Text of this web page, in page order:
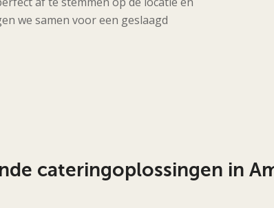
we samen voor een geslaagd
cateringoplossingen in